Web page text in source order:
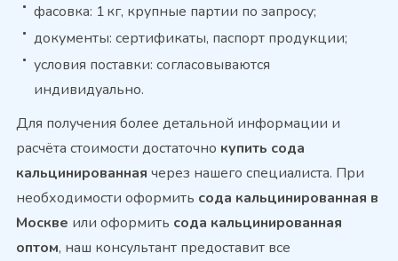
фасовка: 1 кг, крупные партии по запросу;
документы: сертификаты, паспорт продукции;
условия поставки: согласовываются
индивидуально.
Для получения более детальной информации и
расчёта стоимости достаточно купить сода
кальцинированная через нашего специалиста. При
необходимости оформить сода кальцинированная в
Москве или оформить сода кальцинированная
оптом, наш консультант предоставит все